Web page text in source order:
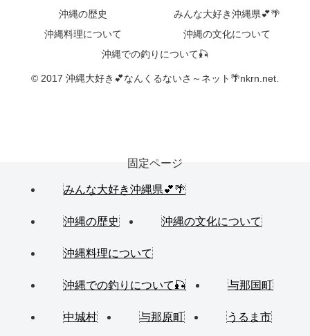
沖縄の歴史
みんな大好き沖縄県💕🌴
沖縄料理について
沖縄の文化について
沖縄での釣りについて🎣
© 2017 沖縄大好き💕なんくるないさ～ネット🌴nkrn.net.
固定ページ
みんな大好き沖縄県💕🌴
沖縄の歴史 沖縄の文化について
沖縄料理について
沖縄での釣りについて🎣 与那国町
中城村 与那原町 うるま市